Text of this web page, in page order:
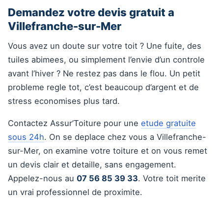
Demandez votre devis gratuit a
Villefranche-sur-Mer
Vous avez un doute sur votre toit ? Une fuite, des
tuiles abimees, ou simplement l’envie d’un controle
avant l’hiver ? Ne restez pas dans le flou. Un petit
probleme regle tot, c’est beaucoup d’argent et de
stress economises plus tard.
Contactez Assur’Toiture pour une etude gratuite
sous 24h. On se deplace chez vous a Villefranche-
sur-Mer, on examine votre toiture et on vous remet
un devis clair et detaille, sans engagement.
Appelez-nous au 07 56 85 39 33. Votre toit merite
un vrai professionnel de proximite.